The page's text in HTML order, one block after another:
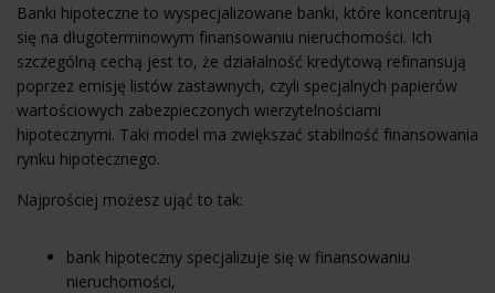
Banki hipoteczne to wyspecjalizowane banki, które koncentrują
się na długoterminowym finansowaniu nieruchomości. Ich
szczególną cechą jest to, że działalność kredytową refinansują
poprzez emisję listów zastawnych, czyli specjalnych papierów
wartościowych zabezpieczonych wierzytelnościami
hipotecznymi. Taki model ma zwiększać stabilność finansowania
rynku hipotecznego.
Najprościej możesz ująć to tak:
bank hipoteczny specjalizuje się w finansowaniu
nieruchomości,